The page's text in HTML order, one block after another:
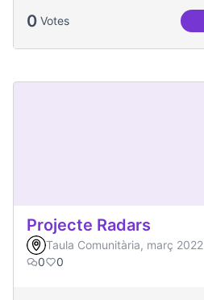
0 Votes
Projecte Radars
Taula Comunitària, març 2022
0
0